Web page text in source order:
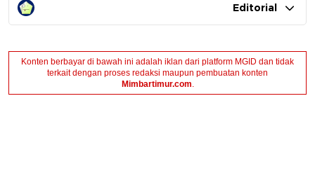
Editorial
Konten berbayar di bawah ini adalah iklan dari platform MGID dan tidak
terkait dengan proses redaksi maupun pembuatan konten
Mimbartimur.com